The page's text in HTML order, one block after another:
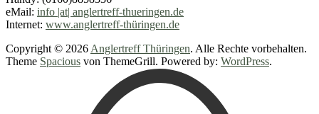
eMail: info |at| anglertreff-thueringen.de
Internet: www.anglertreff-thüringen.de
Copyright © 2026 Anglertreff Thüringen. Alle Rechte vorbehalten.
Theme Spacious von ThemeGrill. Powered by: WordPress.